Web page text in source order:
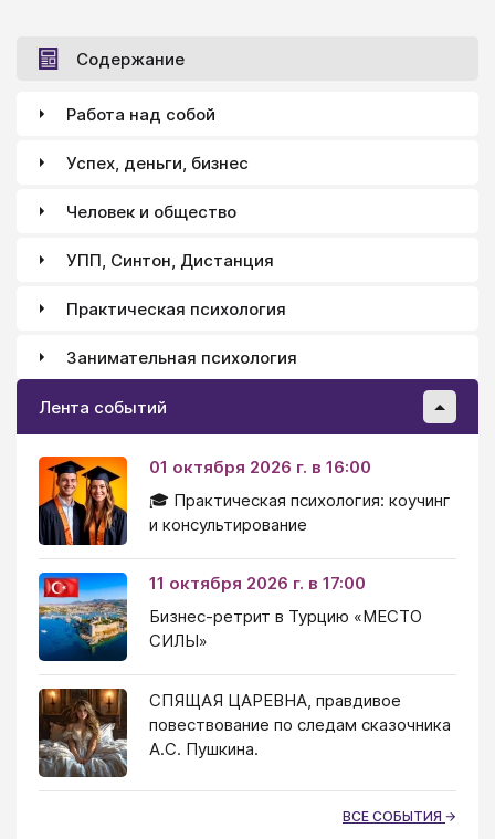
лучше, когда речь чистая, понятная и логичная.
Содержание
Работа над собой
Успех, деньги, бизнес
Человек и общество
УПП, Синтон, Дистанция
Практическая психология
Занимательная психология
Лента событий
01 октября 2026 г. в 16:00
🎓 Практическая психология: коучинг
и консультирование
11 октября 2026 г. в 17:00
Бизнес-ретрит в Турцию «МЕСТО
СИЛЫ»
СПЯЩАЯ ЦАРЕВНА, правдивое
повествование по следам сказочника
А.С. Пушкина.
ВСЕ СОБЫТИЯ